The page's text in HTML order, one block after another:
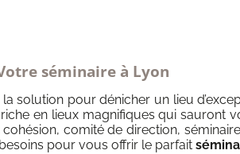
séminaire à Lyon
solution pour dénicher un lieu
en lieux magnifiques qui sauront
comité de direction,
pour vous offrir le parfait